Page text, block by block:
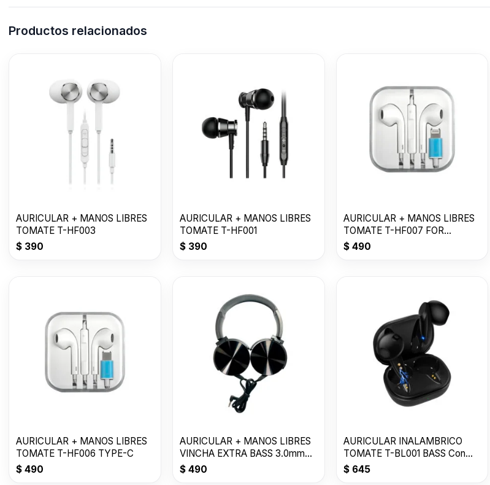
Productos relacionados
AURICULAR + MANOS LIBRES
TOMATE T-HF003
$ 390
AURICULAR + MANOS LIBRES
TOMATE T-HF001
$390
AURICULAR + MANOS LIBRES
TOMATE T-HF007 FOR
LIGHTNING--
$490
AURICULAR + MANOS LIBRES
TOMATE T-HF006 TYPE-C
$ 490
AURICULAR + MANOS LIBRES
VINCHA EXTRA BASS 3.0mm
MDR-XB450AP
$490
AURICULAR INALAMBRICO
TOMATE T-BL001 BASS Con
50% OFF
$645